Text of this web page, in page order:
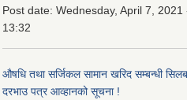
Post date: Wednesday, April 7, 2021
13:32
औषधि तथा सर्जिकल सामान खरिद सम्बन्धी
दरभाउ पत्र आव्हानको सूचना !